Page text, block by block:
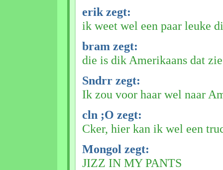
erik zegt:
ik weet wel een paar leuke
bram zegt:
die is dik Amerikaans dat
Sndrr zegt:
Ik zou voor haar wel naar
cln ;O zegt:
Cker, hier kan ik wel een
Mongol zegt:
JIZZ IN MY PANTS